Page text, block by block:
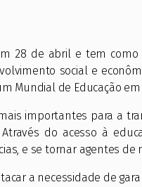
28 de abril e tem
social e
Mundial de Educação em
importantes para a
do acesso à
e se tornar agentes
a necessidade de